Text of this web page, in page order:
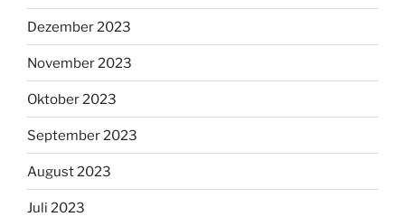
Dezember 2023
November 2023
Oktober 2023
September 2023
August 2023
Juli 2023